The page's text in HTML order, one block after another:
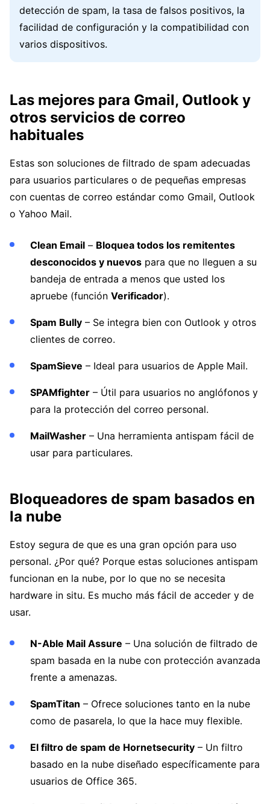
detección de spam, la tasa de falsos positivos, la
facilidad de configuración y la compatibilidad con
varios dispositivos.
Las mejores para Gmail, Outlook y
otros servicios de correo
habituales
Estas son soluciones de filtrado de spam adecuadas
para usuarios particulares o de pequeñas empresas
con cuentas de correo estándar como Gmail, Outlook
o Yahoo Mail.
Clean Email – Bloquea todos los remitentes
desconocidos y nuevos para que no lleguen a su
bandeja de entrada a menos que usted los
apruebe (función Verificador).
Spam Bully – Se integra bien con Outlook y otros
clientes de correo.
SpamSieve – Ideal para usuarios de Apple Mail.
SPAMfighter – Útil para usuarios no anglófonos y
para la protección del correo personal.
MailWasher – Una herramienta antispam fácil de
usar para particulares.
Bloqueadores de spam basados en
la nube
Estoy segura de que es una gran opción para uso
personal. ¿Por qué? Porque estas soluciones antispam
funcionan en la nube, por lo que no se necesita
hardware in situ. Es mucho más fácil de acceder y de
usar.
N-Able Mail Assure – Una solución de filtrado de
spam basada en la nube con protección avanzada
frente a amenazas.
SpamTitan – Ofrece soluciones tanto en la nube
como de pasarela, lo que la hace muy flexible.
El filtro de spam de Hornetsecurity – Un filtro
basado en la nube diseñado específicamente para
usuarios de Office 365.